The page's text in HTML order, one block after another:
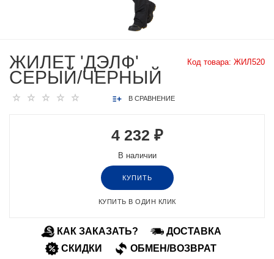
Код товара: ЖИЛ520
ЖИЛЕТ 'ДЭЛФ'
СЕРЫЙ/ЧЕРНЫЙ
В СРАВНЕНИЕ
4 232 ₽
В наличии
КУПИТЬ
КУПИТЬ В ОДИН КЛИК
КАК ЗАКАЗАТЬ?
ДОСТАВКА
СКИДКИ
ОБМЕН/ВОЗВРАТ